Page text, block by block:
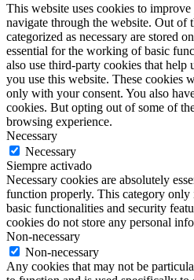
This website uses cookies to
navigate through the website. Out of
categorized as necessary are stored
essential for the working of basic
also use third-party cookies that help
you use this website. These cookies
only with your consent. You also
cookies. But opting out of some of
browsing experience.
Necessary
Necessary
Siempre activado
Necessary cookies are absolutely
function properly. This category only
basic functionalities and security
cookies do not store any personal
Non-necessary
Non-necessary
Any cookies that may not be